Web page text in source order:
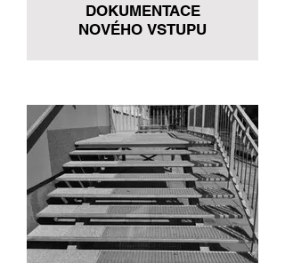
DOKUMENTACE
NOVÉHO VSTUPU